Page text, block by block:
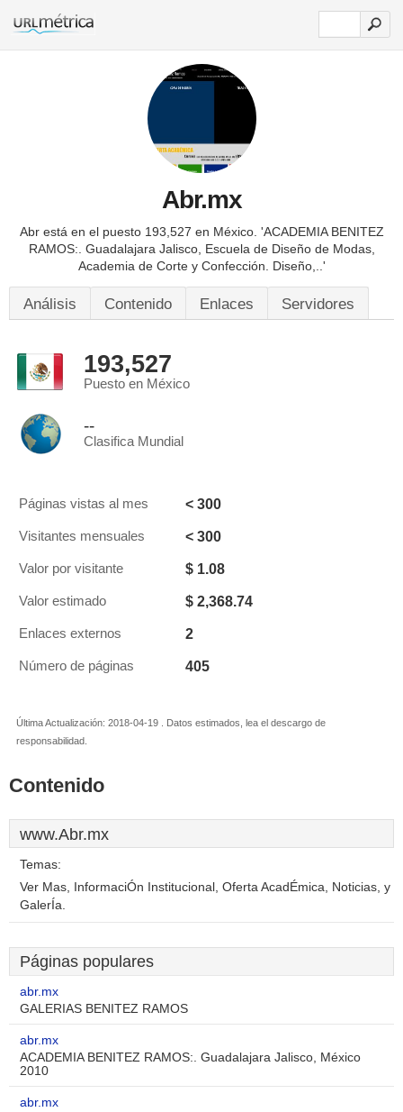
Abr.mx
Abr está en el puesto 193,527 en México. 'ACADEMIA BENITEZ
RAMOS:. Guadalajara Jalisco, Escuela de Diseño de Modas,
Academia de Corte y Confección. Diseño,..'
Análisis Contenido Enlaces Servidores
193,527
Puesto en México
--
Clasifica Mundial
Páginas vistas al mes < 300
Visitantes mensuales < 300
Valor por visitante $ 1.08
Valor estimado $ 2,368.74
Enlaces externos 2
Número de páginas 405
Última Actualización: 2018-04-19 . Datos estimados, lea el descargo de
responsabilidad.
Contenido
www.Abr.mx
Temas:
Ver Mas, InformaciÓn Institucional, Oferta AcadÉmica, Noticias, y
GalerÍa.
Páginas populares
abr.mx
GALERIAS BENITEZ RAMOS
abr.mx
ACADEMIA BENITEZ RAMOS:. Guadalajara Jalisco, México
2010
abr.mx